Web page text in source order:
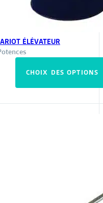
ÉLÉVATEUR
CHOIX DES OPTIONS